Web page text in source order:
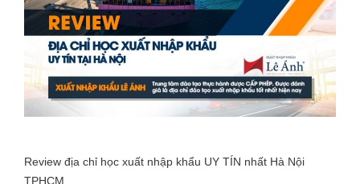
Review địa chỉ học xuất nhập khẩu UY TÍN nhất Hà Nội
TPHCM